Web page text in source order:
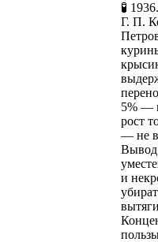
🧪
Г. П.
5% —
рост
— не
Вывод
и